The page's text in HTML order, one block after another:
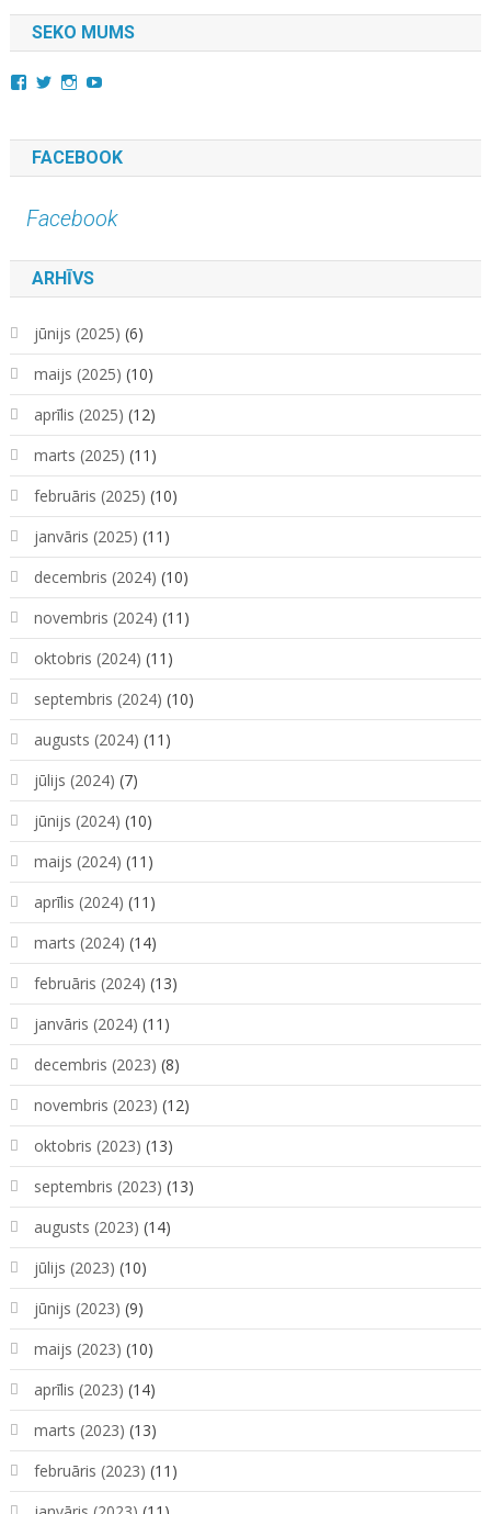
SEKO MUMS
View
Facebook
View
Twitter
View
Instagram
YouTube
FACEBOOK
Facebook
ARHĪVS
jūnijs (2025) (6)
maijs (2025) (10)
aprīlis (2025) (12)
marts (2025) (11)
februāris (2025) (10)
janvāris (2025) (11)
decembris (2024) (10)
novembris (2024) (11)
oktobris (2024) (11)
septembris (2024) (10)
augusts (2024) (11)
jūlijs (2024) (7)
jūnijs (2024) (10)
maijs (2024) (11)
aprīlis (2024) (11)
marts (2024) (14)
februāris (2024) (13)
janvāris (2024) (11)
decembris (2023) (8)
novembris (2023) (12)
oktobris (2023) (13)
septembris (2023) (13)
augusts (2023) (14)
jūlijs (2023) (10)
jūnijs (2023) (9)
maijs (2023) (10)
aprīlis (2023) (14)
marts (2023) (13)
februāris (2023) (11)